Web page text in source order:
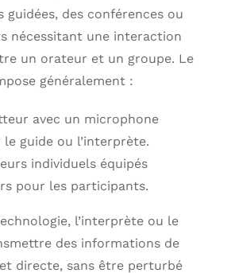
guidées, des conférences ou
nécessitant une interaction
un orateur et un groupe. Le
généralement :
avec un microphone
guide ou l’interprète.
individuels équipés
pour les participants.
l’interprète ou le
des informations de
directe, sans être perturbé